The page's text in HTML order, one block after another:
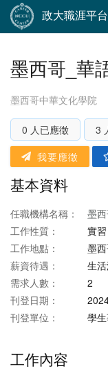
政大職涯平
墨西哥_華
墨西哥中華文化學院
0 人已應徵
3
我要應徵
基本資料
任職機構名稱：
墨
工作性質：
實習
工作地點：
墨
薪資待遇：
生
需求人數：
2
刊登日期：
刊登單位：
學
工作內容